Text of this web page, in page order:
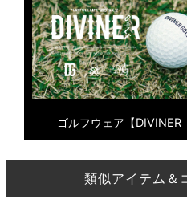
ゴルフウェア【
類似アイテム＆